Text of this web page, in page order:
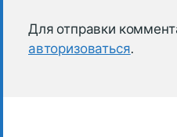
Для отправки
авторизоваться.